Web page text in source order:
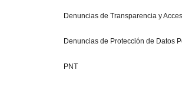
Denuncias de Transparencia y
Denuncias de Protección de Datos
PNT